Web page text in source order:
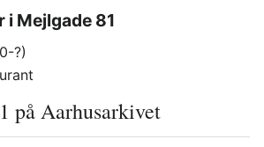
i Mejlgade 81
?)
på Aarhusarkivet